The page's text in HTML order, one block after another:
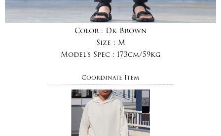
Color : Dk Brown
Size : M
Model's Spec : 173cm/59kg
Coordinate Item